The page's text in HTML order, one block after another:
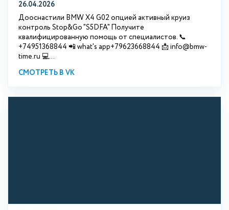
26.04.2026
Дооснастили BMW X4 G02 опцией активный круиз
контроль Stop&Go "S5DFA" Получите
квалифицированную помощь от специалистов. 📞
+74951368844 📲 what's app+79623668844 📩 info@bmw-
time.ru 💻...
СМОТРЕТЬ В VK